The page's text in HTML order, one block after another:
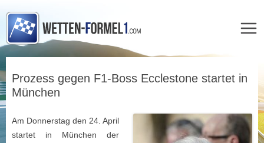
springen
Prozess gegen F1-Boss Ecclestone startet in
München
Am Donnerstag den 24. April
startet in München der